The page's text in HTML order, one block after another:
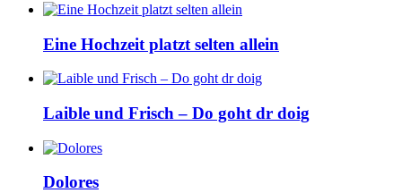
Eine Hochzeit platzt selten allein
Laible und Frisch – Do goht dr doig
Dolores